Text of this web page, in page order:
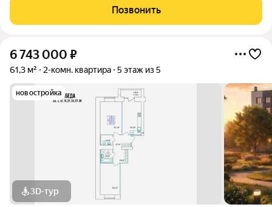
современный 5-этажный кирпичный дом на 49 квартир,
созданный в формате уютного
Позвонить
6 743 000 ₽
61,3 м² 2-комн. квартира 5 этаж из 5
новостройка
3D-тур